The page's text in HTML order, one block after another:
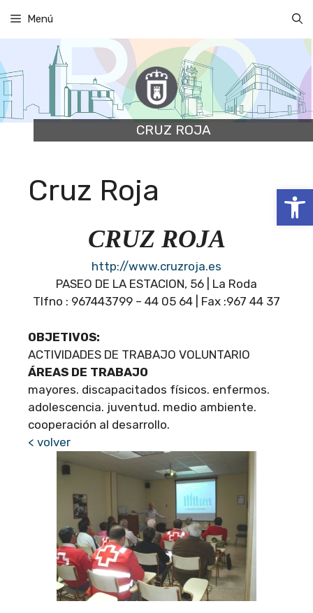
Abrir
contenido
Menú
CRUZ ROJA
Cruz Roja
CRUZ ROJA
http://www.cruzroja.es
PASEO DE LA ESTACION, 56 | La Roda
Tlfno : 967443799 – 44 05 64 | Fax :967 44 37
OBJETIVOS:
ACTIVIDADES DE TRABAJO VOLUNTARIO
ÁREAS DE TRABAJO
mayores. discapacitados físicos. enfermos.
adolescencia. juventud. medio ambiente.
cooperación al desarrollo.
< volver